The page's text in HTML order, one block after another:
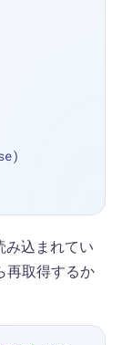
み込まれてい
再取得するか